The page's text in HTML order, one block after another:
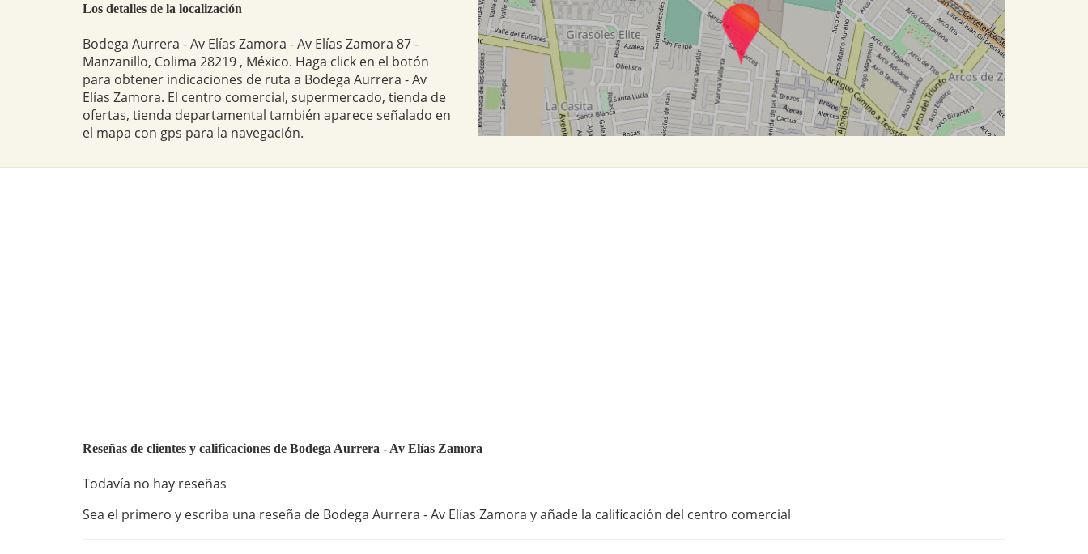
Los detalles de la localización
Bodega Aurrera - Av Elías Zamora - Av Elías Zamora 87 -
Manzanillo, Colima 28219 , México. Haga click en el botón
para obtener indicaciones de ruta a Bodega Aurrera - Av
Elías Zamora. El centro comercial, supermercado, tienda de
ofertas, tienda departamental también aparece señalado en
el mapa con gps para la navegación.
Reseñas de clientes y calificaciones de Bodega Aurrera - Av Elías Zamora
Todavía no hay reseñas
Sea el primero y escriba una reseña de Bodega Aurrera - Av Elías Zamora y añade la calificación del centro comercial